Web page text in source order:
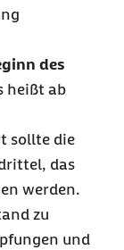
des
heißt ab
sollte die
das
werden.
zu
und